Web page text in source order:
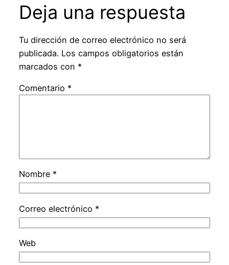
Deja una respuesta
Tu dirección de correo electrónico no será
publicada. Los campos obligatorios están
marcados con *
Comentario *
Nombre *
Correo electrónico *
Web